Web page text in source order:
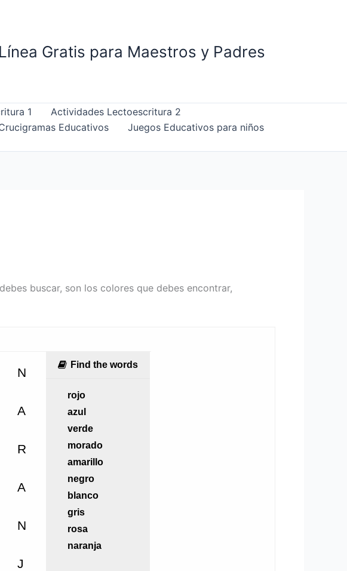
Gratis para Maestros y Padres
1
Actividades Lectoescritura 2
Educativos
Juegos Educativos para niños
buscar, son los colores que debes encontrar,